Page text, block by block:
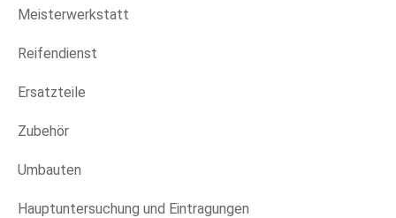
Meisterwerkstatt
Reifendienst
Ersatzteile
Zubehör
Umbauten
Hauptuntersuchung und Eintragungen